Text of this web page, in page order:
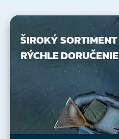
ŠIROKÝ SORTIMENT
RÝCHLE DORUČENIE